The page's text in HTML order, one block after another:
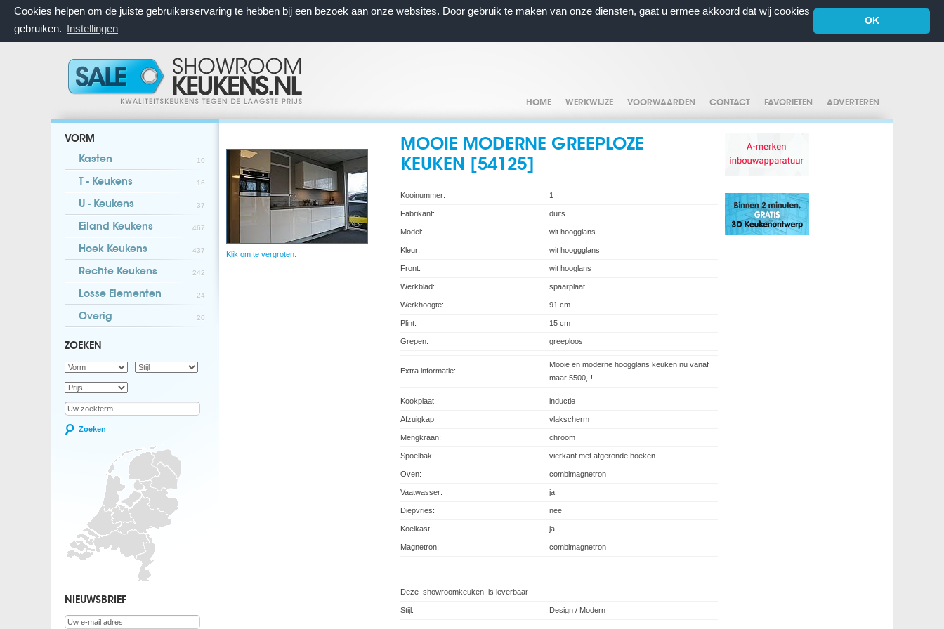
Cookies helpen om de juiste gebruikerservaring te hebben bij een bezoek aan onze websites. Door gebruik te maken van onze diensten, gaat u ermee akkoord dat wij cookies
gebruiken. Instellingen
OK
HOME WERKWIJZE VOORWAARDEN CONTACT FAVORIETEN ADVERTEREN
VORM
Kasten 10
T - Keukens 16
U - Keukens 37
Eiland Keukens 467
Hoek Keukens 437
Rechte Keukens 242
Losse Elementen 24
Overig 20
ZOEKEN
Zoeken
NIEUWSBRIEF
Klik om te vergroten.
MOOIE MODERNE GREEPLOZE
KEUKEN [54125]
Kooinummer: 1
Fabrikant: duits
Model: wit hoogglans
Kleur: wit hooggglans
Front: wit hooglans
Werkblad: spaarplaat
Werkhoogte: 91 cm
Plint: 15 cm
Grepen: greeploos
Extra informatie:
Mooie en moderne hoogglans keuken nu vanaf
maar 5500,-!
Kookplaat: inductie
Afzuigkap: vlakscherm
Mengkraan: chroom
Spoelbak: vierkant met afgeronde hoeken
Oven: combimagnetron
Vaatwasser: ja
Diepvries: nee
Koelkast: ja
Magnetron: combimagnetron
Deze showroomkeuken is leverbaar
Stijl: Design / Modern